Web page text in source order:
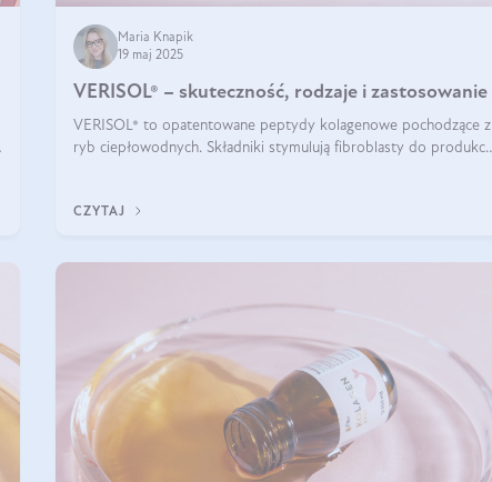
Maria Knapik
19 maj 2025
VERISOL® – skuteczność, rodzaje i zastosowanie
VERISOL® to opatentowane peptydy kolagenowe pochodzące z
ryb ciepłowodnych. Składniki stymulują fibroblasty do produkcji
komórek skóry.
CZYTAJ